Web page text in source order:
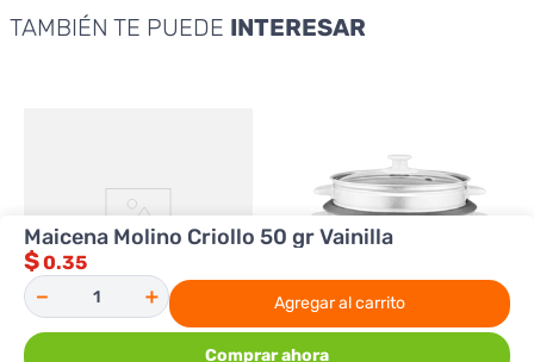
TAMBIÉN TE PUEDE INTERESAR
Maicena Molino Criollo 50 gr Vainilla
$0.35
＋
－ Agregar al carrito
Comprar ahora